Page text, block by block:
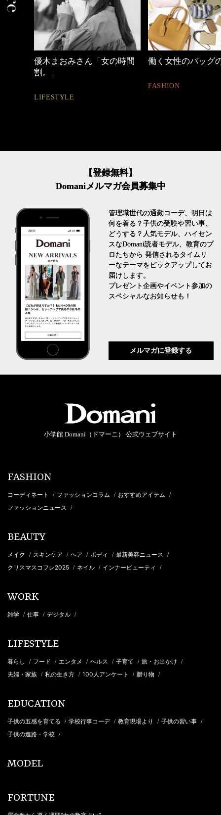
優木まおみさん「女の時間
割。」
LIFESTYLE
働く女性のバッグ
FASHION
【登録無料】
Domaniメルマガ会員募集中
管理職世代の通勤コーデ、明日は
何を着る？子供の受験や習い事、
どうする？人気モデル、ハイセン
スなDomani読者モデル、教育のプ
ロたちから 発信されるタイムリ
ーなテーマをピックアップしてお
届けします。
プレゼント企画やイベント参加の
スペシャルなお知らせも！
メルマガに登録する
小学館 Domani（ドマーニ） 公式ウェブサイト
FASHION
コーディネート / ファッションコラム / おすすめアイテム /
ファッションニュース /
BEAUTY
メイク / スキンケア / ヘア / ボディ / 最新美容ニュース /
クリスマスコフレ2025 / ネイル / インナービューティ /
WORK
雑学 / 仕事 / デジタル /
LIFESTYLE
暮らし / フード / エンタメ / ヘルス / 子育て / 旅・お出かけ /
夫婦・家族 / 私の生き方 / 100人アンケート / 贈り物 /
EDUCATION
子供の五感を育てる / 学校行事コーデ / 教育現場より / 子供の習い事 /
子供の進路・学校 /
MODEL
FORTUNE